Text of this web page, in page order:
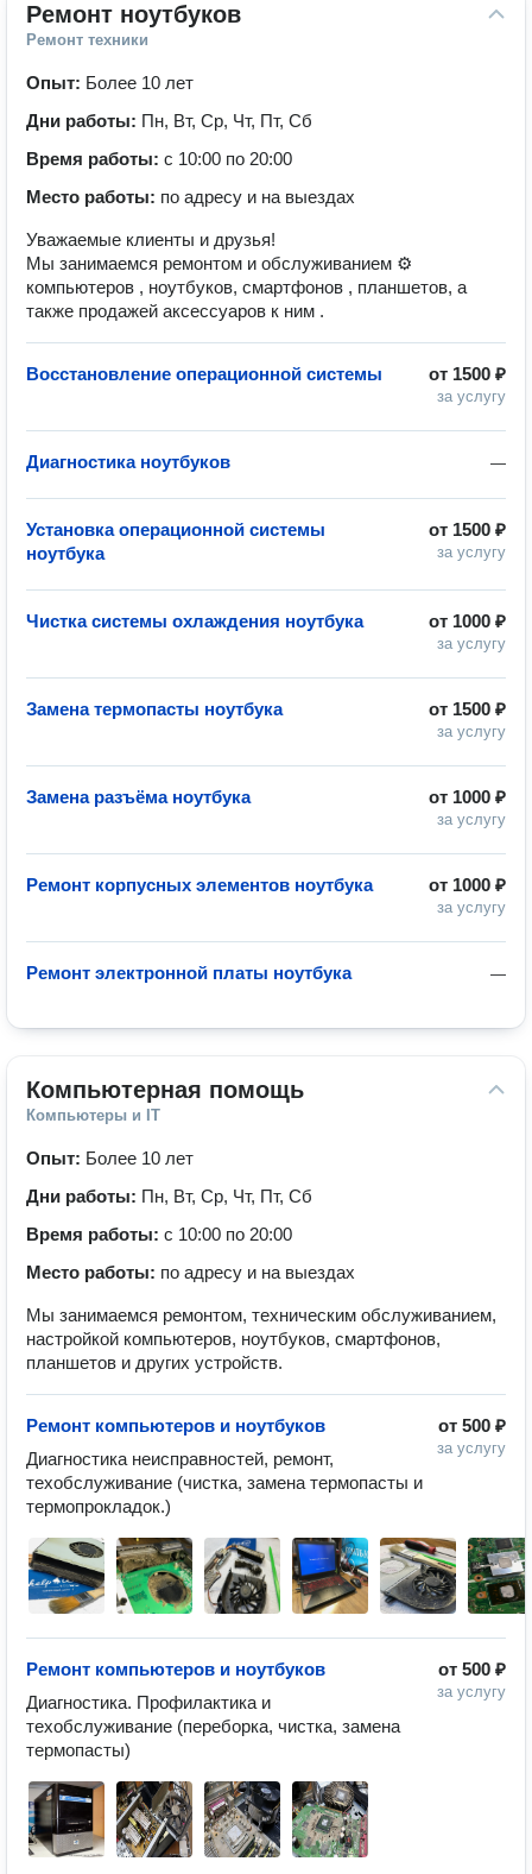
Ремонт ноутбуков
Ремонт техники
Опыт: Более 10 лет
Дни работы: Пн, Вт, Ср, Чт, Пт, Сб
Время работы: с 10:00 по 20:00
Место работы: по адресу и на выездах
Уважаемые клиенты и друзья!
Мы занимаемся ремонтом и обслуживанием ⚙
компьютеров , ноутбуков, смартфонов , планшетов, а
также продажей аксессуаров к ним .
от 1500 ₽
за услугу
Восстановление операционной системы
—
Диагностика ноутбуков
от 1500 ₽
за услугу
Установка операционной системы
ноутбука
от 1000 ₽
за услугу
Чистка системы охлаждения ноутбука
от 1500 ₽
за услугу
Замена термопасты ноутбука
от 1000 ₽
за услугу
Замена разъёма ноутбука
от 1000 ₽
за услугу
Ремонт корпусных элементов ноутбука
—
Ремонт электронной платы ноутбука
Компьютерная помощь
Компьютеры и IT
Опыт: Более 10 лет
Дни работы: Пн, Вт, Ср, Чт, Пт, Сб
Время работы: с 10:00 по 20:00
Место работы: по адресу и на выездах
Мы занимаемся ремонтом, техническим обслуживанием,
настройкой компьютеров, ноутбуков, смартфонов,
планшетов и других устройств.
от 500 ₽
за услугу
Ремонт компьютеров и ноутбуков
Диагностика неисправностей, ремонт,
техобслуживание (чистка, замена термопасты и
термопрокладок.)
от 500 ₽
за услугу
Ремонт компьютеров и ноутбуков
Диагностика. Профилактика и
техобслуживание (переборка, чистка, замена
термопасты)